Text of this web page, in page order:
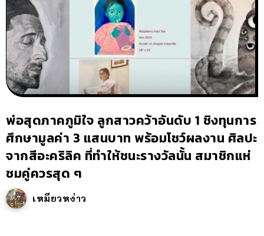
พ่อสุดภาคภูมิใจ ลูกสาวคว้าอันดับ 1 ชิงทุนการ
ศึกษามูลค่า 3 แสนบาท พร้อมโชว์ผลงาน ศิลปะ
จากสีอะคริลิค ที่ทำให้ชนะรางวัลนั้น สมาชิกแห่
ชมคู่ควรสุด ๆ
เหมียวหง่าว